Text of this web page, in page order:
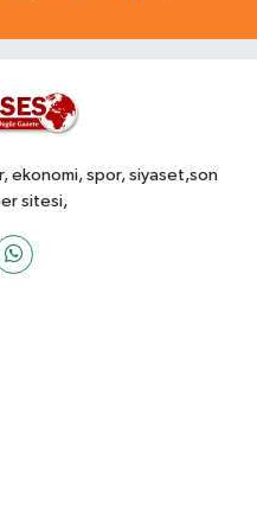
ekonomi, spor, siyaset,son
sitesi,